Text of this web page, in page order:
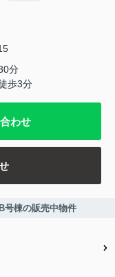
分
歩3分
わせ
号棟の販売中物件